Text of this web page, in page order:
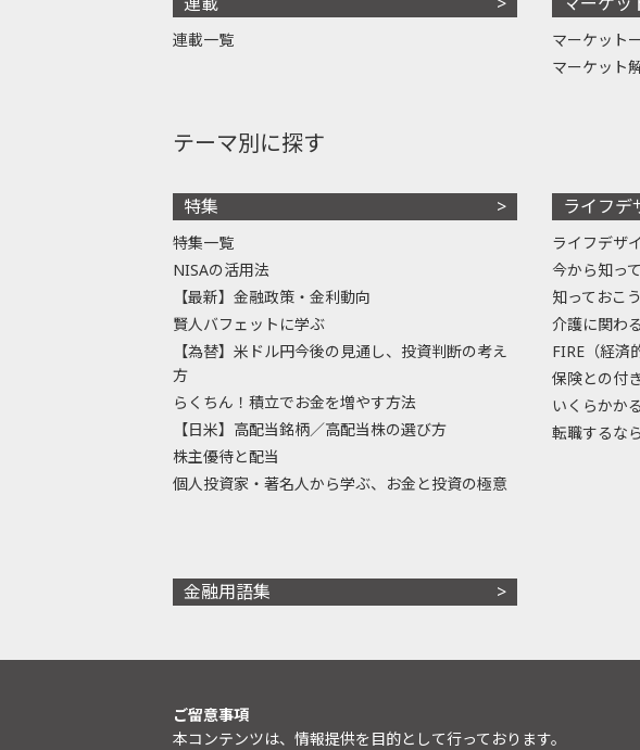
連載一覧
マーケット
マーケット
テーマ別に探す
特集
特集一覧
NISAの活用法
【最新】金融政策・金利動向
賢人バフェットに学ぶ
【為替】米ドル円今後の見通し、投資判断の考え
方
らくちん！積立でお金を増やす方法
【日米】高配当銘柄／高配当株の選び方
株主優待と配当
個人投資家・著名人から学ぶ、お金と投資の極意
ライフデ
ライフデザ
今から知っ
知っておこ
介護に関わ
FIRE（経済
保険との付
いくらかか
転職するな
金融用語集
ご留意事項
本コンテンツは、情報提供を目的として行っております。